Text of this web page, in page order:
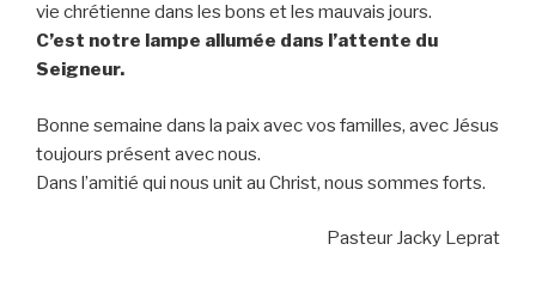
vie chrétienne dans les bons et les mauvais jours.
C’est notre lampe allumée dans l’attente du
Seigneur.
Bonne semaine dans la paix avec vos familles, avec Jésus
toujours présent avec nous.
Dans l’amitié qui nous unit au Christ, nous sommes forts.
Pasteur Jacky Leprat